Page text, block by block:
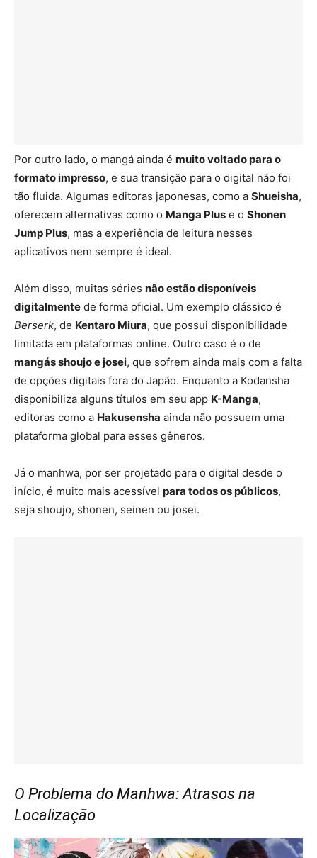
Por outro lado, o mangá ainda é muito voltado para o
formato impresso, e sua transição para o digital não foi
tão fluida. Algumas editoras japonesas, como a Shueisha,
oferecem alternativas como o Manga Plus e o Shonen
Jump Plus, mas a experiência de leitura nesses
aplicativos nem sempre é ideal.
Além disso, muitas séries não estão disponíveis
digitalmente de forma oficial. Um exemplo clássico é
Berserk, de Kentaro Miura, que possui disponibilidade
limitada em plataformas online. Outro caso é o de
mangás shoujo e josei, que sofrem ainda mais com a falta
de opções digitais fora do Japão. Enquanto a Kodansha
disponibiliza alguns títulos em seu app K-Manga,
editoras como a Hakusensha ainda não possuem uma
plataforma global para esses gêneros.
Já o manhwa, por ser projetado para o digital desde o
início, é muito mais acessível para todos os públicos,
seja shoujo, shonen, seinen ou josei.
O Problema do Manhwa: Atrasos na
Localização